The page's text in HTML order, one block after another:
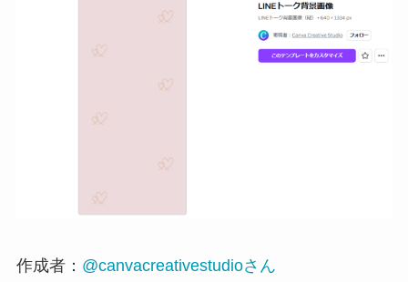
作成者： @canvacreativestudioさん